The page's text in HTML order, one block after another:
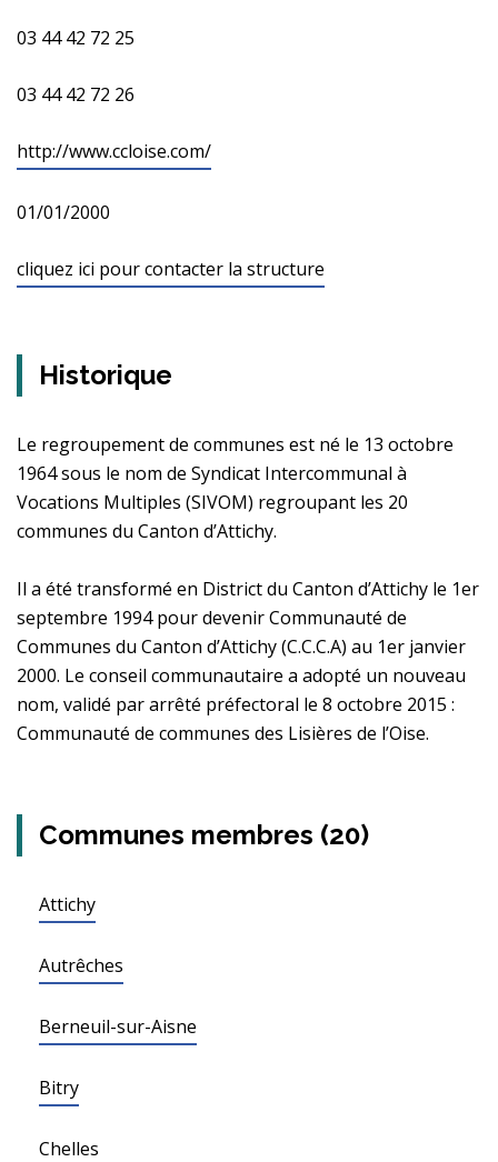
03 44 42 72 25
03 44 42 72 26
http://www.ccloise.com/
01/01/2000
cliquez ici pour contacter la structure
Historique
Le regroupement de communes est né le 13 octobre
1964 sous le nom de Syndicat Intercommunal à
Vocations Multiples (SIVOM) regroupant les 20
communes du Canton d’Attichy.
Il a été transformé en District du Canton d’Attichy le 1er
septembre 1994 pour devenir Communauté de
Communes du Canton d’Attichy (C.C.C.A) au 1er janvier
2000. Le conseil communautaire a adopté un nouveau
nom, validé par arrêté préfectoral le 8 octobre 2015 :
Communauté de communes des Lisières de l’Oise.
Communes membres (20)
Attichy
Autrêches
Berneuil-sur-Aisne
Bitry
Chelles